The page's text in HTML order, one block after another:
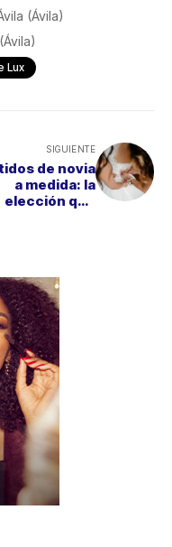
(Ávila)
Lux
SIGUIENTE
de novia
a medida: la
elección que